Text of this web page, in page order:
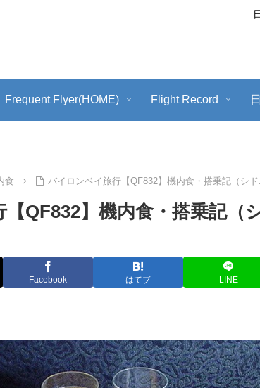
Frequent Flyer(HOME) Flight Record
食 バイロンベイ旅行【QF832】機内食・搭乗記（シド
QF832】機内食・搭乗記（
Facebook はてブ LINE